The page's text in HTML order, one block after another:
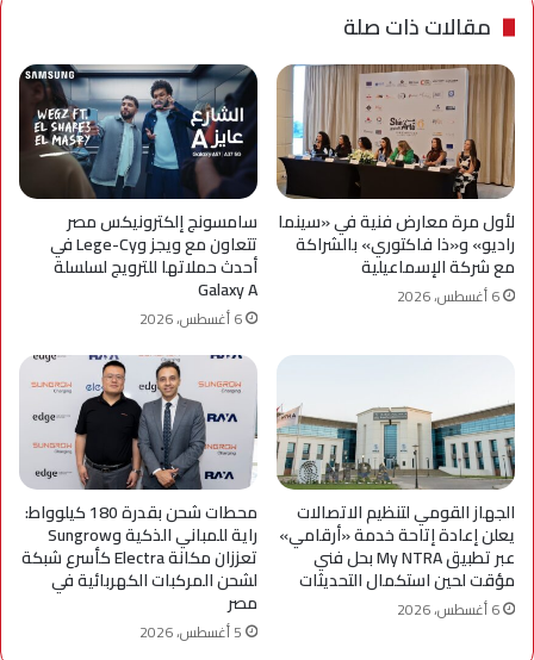
مقالات ذات صلة
لأول مرة معارض فنية في «سينما
راديو» و«ذا فاكتوري» بالشراكة
مع شركة الإسماعيلية
6 أغسطس، 2026
سامسونج إلكترونيكس مصر
تتعاون مع ويجز وLege-Cy في
أحدث حملاتها للترويج لسلسلة
Galaxy A
6 أغسطس، 2026
الجهاز القومي لتنظيم الاتصالات
يعلن إعادة إتاحة خدمة «أرقامي»
عبر تطبيق My NTRA بحل فني
مؤقت لحين استكمال التحديثات
6 أغسطس، 2026
محطات شحن بقدرة 180 كيلوواط:
راية للمباني الذكية وSungrow
تعززان مكانة Electra كأسرع شبكة
لشحن المركبات الكهربائية في
مصر
5 أغسطس، 2026